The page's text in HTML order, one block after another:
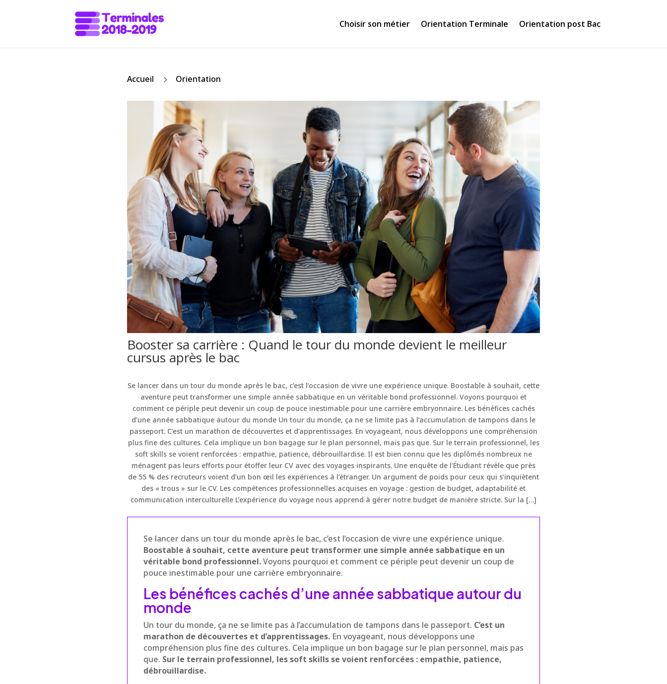
Choisir son métier Orientation Terminale Orientation post Bac
Accueil 5 Orientation
Booster sa carrière : Quand le tour du monde devient le meilleur
cursus après le bac
Se lancer dans un tour du monde après le bac, c’est l’occasion de vivre une expérience unique. Boostable à souhait, cette
aventure peut transformer une simple année sabbatique en un véritable bond professionnel. Voyons pourquoi et
comment ce périple peut devenir un coup de pouce inestimable pour une carrière embryonnaire. Les bénéfices cachés
d’une année sabbatique autour du monde Un tour du monde, ça ne se limite pas à l’accumulation de tampons dans le
passeport. C’est un marathon de découvertes et d’apprentissages. En voyageant, nous développons une compréhension
plus fine des cultures. Cela implique un bon bagage sur le plan personnel, mais pas que. Sur le terrain professionnel, les
soft skills se voient renforcées : empathie, patience, débrouillardise. Il est bien connu que les diplômés nombreux ne
ménagent pas leurs efforts pour étoffer leur CV avec des voyages inspirants. Une enquête de l’Étudiant révèle que près
de 55 % des recruteurs voient d’un bon œil les expériences à l’étranger. Un argument de poids pour ceux qui s’inquiètent
des « trous » sur le CV. Les compétences professionnelles acquises en voyage : gestion de budget, adaptabilité et
communication interculturelle L’expérience du voyage nous apprend à gérer notre budget de manière stricte. Sur la […]
Se lancer dans un tour du monde après le bac, c’est l’occasion de vivre une expérience unique.
Boostable à souhait, cette aventure peut transformer une simple année sabbatique en un
véritable bond professionnel.Voyons pourquoi et comment ce périple peut devenir un coup de
pouce inestimable pour une carrière embryonnaire.
Les bénéfices cachés d’une année sabbatique autour du
monde
Un tour du monde, ça ne se limite pas à l’accumulation de tampons dans le passeport. C’est un
marathon de découvertes et d’apprentissages. En voyageant, nous développons une
compréhension plus fine des cultures. Cela implique un bon bagage sur le plan personnel, mais pas
que. Sur le terrain professionnel, les soft skills se voient renforcées : empathie, patience,
débrouillardise.